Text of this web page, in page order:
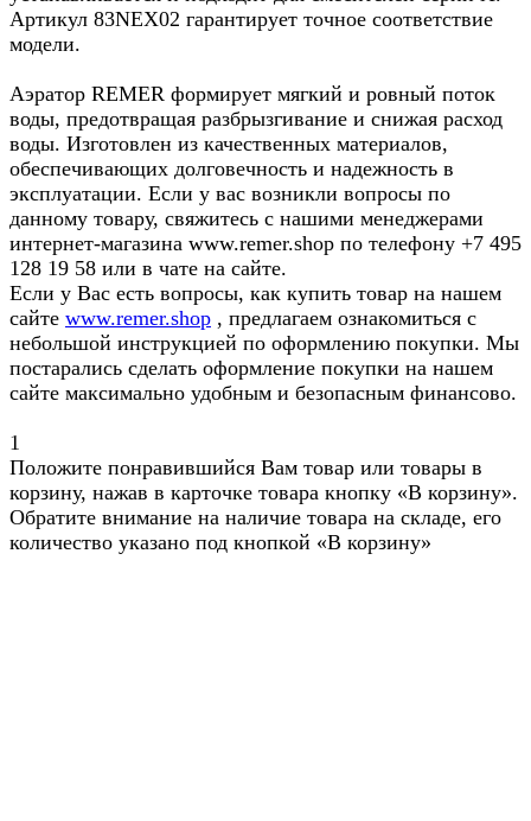
Артикул 83NEX02 гарантирует точное соответствие
модели.
Аэратор REMER формирует мягкий и ровный поток
воды, предотвращая разбрызгивание и снижая расход
воды. Изготовлен из качественных материалов,
обеспечивающих долговечность и надежность в
эксплуатации. Если у вас возникли вопросы по
данному товару, свяжитесь с нашими менеджерами
интернет-магазина www.remer.shop по телефону +7 495
128 19 58 или в чате на сайте.
Если у Вас есть вопросы, как купить товар на нашем
сайте www.remer.shop , предлагаем ознакомиться с
небольшой инструкцией по оформлению покупки. Мы
постарались сделать оформление покупки на нашем
сайте максимально удобным и безопасным финансово.
1
Положите понравившийся Вам товар или товары в
корзину, нажав в карточке товара кнопку «В корзину».
Обратите внимание на наличие товара на складе, его
количество указано под кнопкой «В корзину»